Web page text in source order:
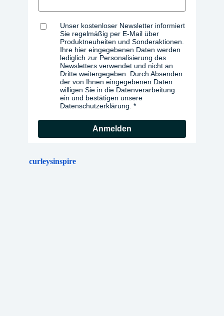
Unser kostenloser Newsletter informiert
Sie regelmäßig per E-Mail über
Produktneuheiten und Sonderaktionen.
Ihre hier eingegebenen Daten werden
lediglich zur Personalisierung des
Newsletters verwendet und nicht an
Dritte weitergegeben. Durch Absenden
der von Ihnen eingegebenen Daten
willigen Sie in die Datenverarbeitung
ein und bestätigen unsere
Datenschutzerklärung.
Anmelden
curleysinspire